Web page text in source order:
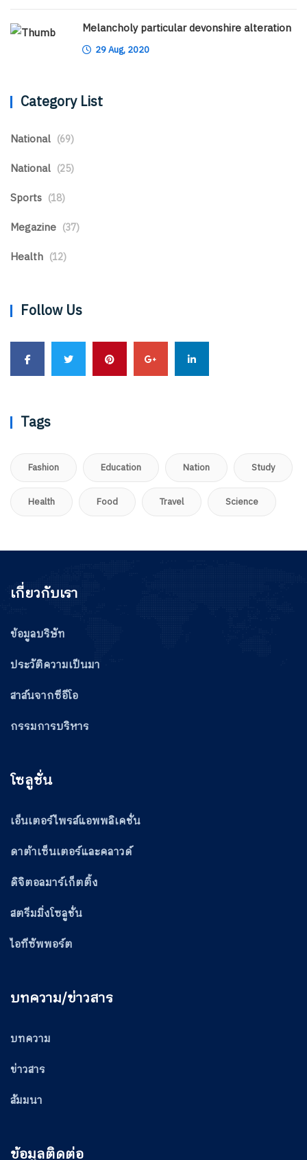
Melancholy particular devonshire alteration
29 Aug, 2020
Category List
National (69)
National (25)
Sports (18)
Megazine (37)
Health (12)
Follow Us
Tags
Fashion Education Nation Study
Health Food Travel Science
เกี่ยวกับเรา
ข้อมูลบริษัท
ประวัติความเป็นมา
สาส์นจากซีอีโอ
กรรมการบริหาร
โซลูชั่น
เอ็นเตอร์ไพรส์แอพพลิเคชั่น
ดาต้าเซ็นเตอร์และคลาวด์
ดิจิตอลมาร์เก็ตติ้ง
สตรีมมิ่งโซลูชั่น
ไอทีซัพพอร์ต
บทความ/ข่าวสาร
บทความ
ข่าวสาร
สัมมนา
ข้อมูลติดต่อ